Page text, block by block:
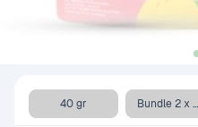
40 gr Bundle 2 x 40 gr